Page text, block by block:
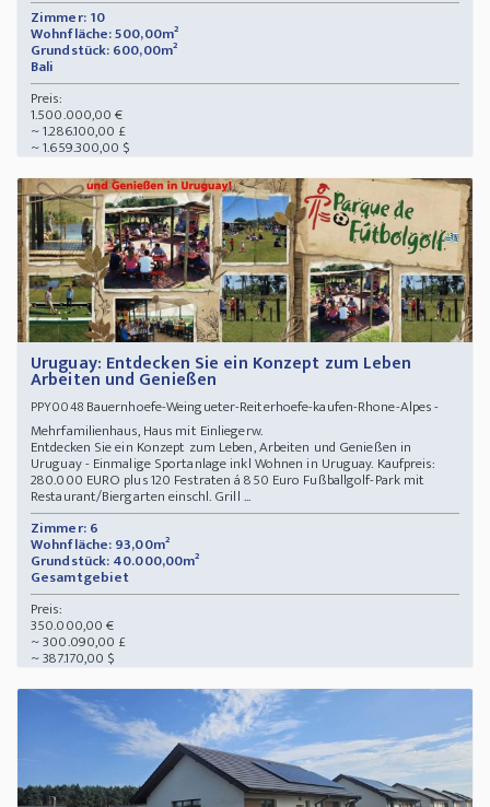
Zimmer: 10
Wohnfläche: 500,00m²
Grundstück: 600,00m²
Bali
Preis:
1.500.000,00 €
~ 1.286.100,00 £
~ 1.659.300,00 $
Uruguay: Entdecken Sie ein Konzept zum Leben
Arbeiten und Genießen
PPY0048Bauernhoefe-Weingueter-Reiterhoefe-kaufen-Rhone-Alpes -
Mehrfamilienhaus, Haus mit Einliegerw.
Entdecken Sie ein Konzept zum Leben, Arbeiten und Genießen in
Uruguay - Einmalige Sportanlage inkl Wohnen in Uruguay. Kaufpreis:
280.000 EURO plus 120 Festraten á 850 Euro Fußballgolf-Park mit
Restaurant/Biergarten einschl. Grill ...
Zimmer: 6
Wohnfläche: 93,00m²
Grundstück: 40.000,00m²
Gesamtgebiet
Preis:
350.000,00 €
~ 300.090,00 £
~ 387.170,00 $